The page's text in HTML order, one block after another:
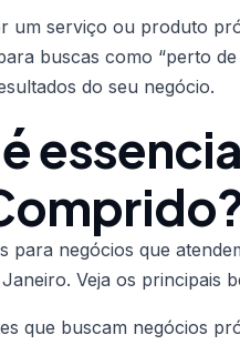
um serviço ou produto
buscas como “perto de
do seu negócio.
para negócios que
Veja os principais
que buscam negócios